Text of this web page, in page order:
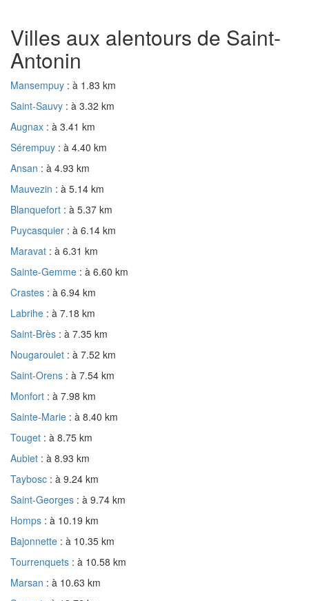
Villes aux alentours de Saint-
Antonin
Mansempuy : à 1.83 km
Saint-Sauvy : à 3.32 km
Augnax : à 3.41 km
Sérempuy : à 4.40 km
Ansan : à 4.93 km
Mauvezin : à 5.14 km
Blanquefort : à 5.37 km
Puycasquier : à 6.14 km
Maravat : à 6.31 km
Sainte-Gemme : à 6.60 km
Crastes : à 6.94 km
Labrihe : à 7.18 km
Saint-Brès : à 7.35 km
Nougaroulet : à 7.52 km
Saint-Orens : à 7.54 km
Monfort : à 7.98 km
Sainte-Marie : à 8.40 km
Touget : à 8.75 km
Aubiet : à 8.93 km
Taybosc : à 9.24 km
Saint-Georges : à 9.74 km
Homps : à 10.19 km
Bajonnette : à 10.35 km
Tourrenquets : à 10.58 km
Marsan : à 10.63 km